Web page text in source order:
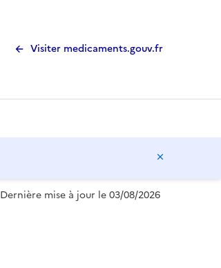
Visiter medicaments.gouv.fr
Dernière mise à jour le 03/08/2026